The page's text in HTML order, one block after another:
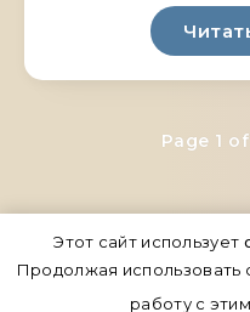
Page 1
Этот сайт
Продолжая использовать
работу с